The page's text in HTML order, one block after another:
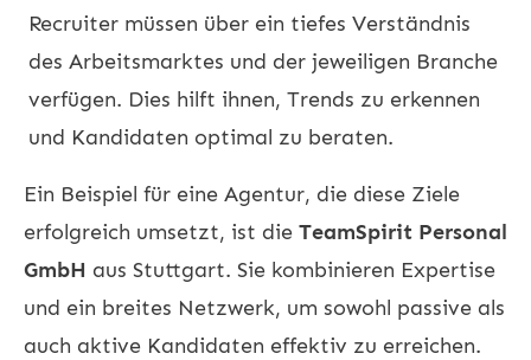
Recruiter müssen über ein tiefes Verständnis
des Arbeitsmarktes und der jeweiligen Branche
verfügen. Dies hilft ihnen, Trends zu erkennen
und Kandidaten optimal zu beraten.
Ein Beispiel für eine Agentur, die diese Ziele
erfolgreich umsetzt, ist die TeamSpirit Personal
GmbH aus Stuttgart. Sie kombinieren Expertise
und ein breites Netzwerk, um sowohl passive als
auch aktive Kandidaten effektiv zu erreichen.